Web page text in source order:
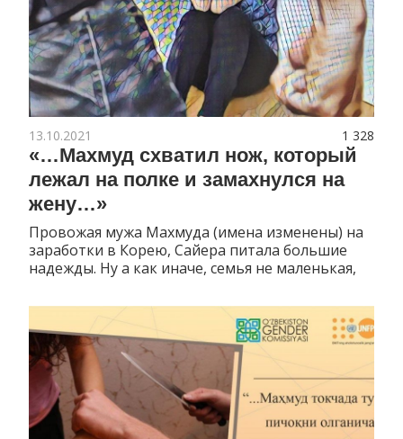
1 328
13.10.2021
«…Махмуд схватил нож, который
лежал на полке и замахнулся на
жену…»
Провожая мужа Махмуда (имена изменены) на
заработки в Корею, Сайера питала большие
надежды. Ну а как иначе, семья не маленькая,